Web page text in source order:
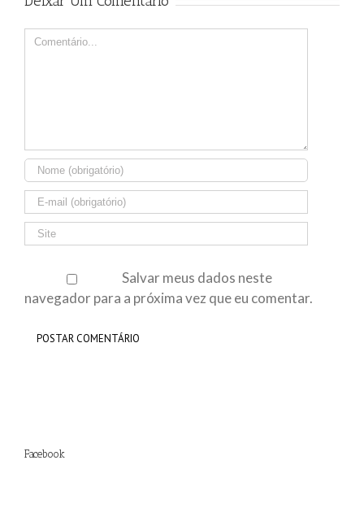
Comment
Salvar meus dados neste
navegador para a próxima vez que eu comentar.
Facebook